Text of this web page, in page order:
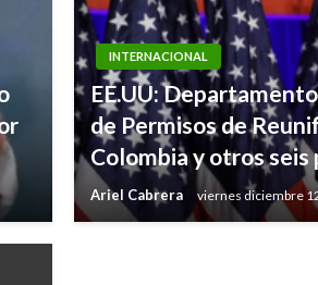
INTERNACIONAL
EE.UU:
de Permisos de
Colombia y otros
Ariel Cabrera viernes diciembre
INTERNACIONAL
México asegura que
desde mayo
Giovanni Alarcón M. viernes